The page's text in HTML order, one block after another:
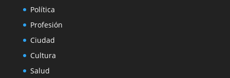
Política
Profesión
Ciudad
Cultura
Salud